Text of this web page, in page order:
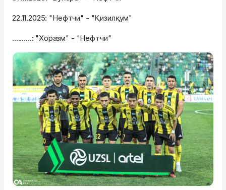
22.11.2025: "Нефтчи" - "Қизилқум"
..........: "Хоразм" - "Нефтчи"